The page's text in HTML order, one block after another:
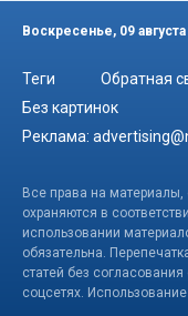
Воскресенье, 09 августа
Теги Обратная
Без картинок
Реклама:
Все права на материалы,
охраняются в
использовании
обязательна.
статей без
соцсетях.